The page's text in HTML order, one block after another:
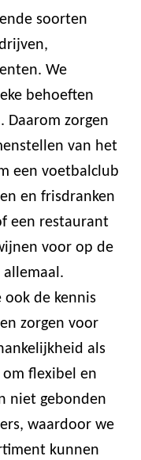
soorten
We
behoeften
Daarom zorgen
van het
een voetbalclub
en frisdranken
een restaurant
voor op de
allemaal.
ook de kennis
zorgen voor
als
flexibel en
niet gebonden
waardoor we
kunnen